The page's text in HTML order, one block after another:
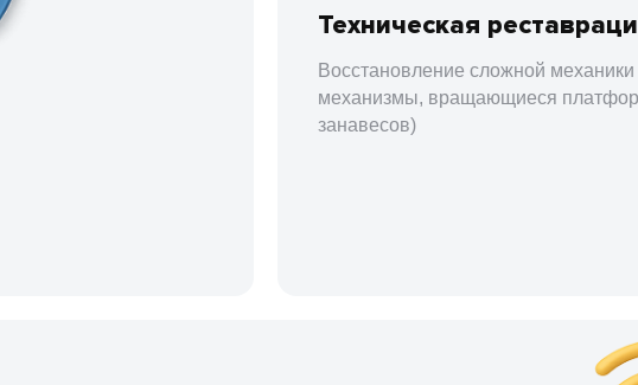
Техническая
Восстановление сложной
механизмы, вращающиеся
занавесов)